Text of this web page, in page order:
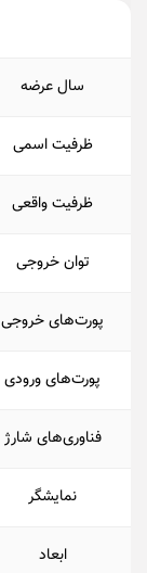
سال عرضه
ظرفیت اسمی
ظرفیت واقعی
توان خروجی
پورت‌های خروجی
پورت‌های ورودی
فناوری‌‌های شارژ
نمایشگر
ابعاد